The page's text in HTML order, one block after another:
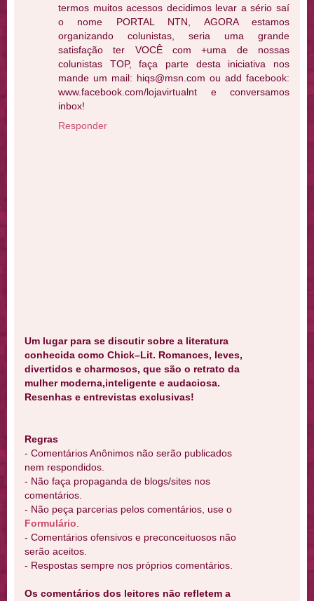
termos muitos acessos decidimos levar a sério saí
o nome PORTAL NTN, AGORA estamos
organizando colunistas, seria uma grande
satisfação ter VOCÊ com +uma de nossas
colunistas TOP, faça parte desta iniciativa nos
mande um mail: hiqs@msn.com ou add facebook:
www.facebook.com/lojavirtualnt e conversamos
inbox!
Responder
Um lugar para se discutir sobre a literatura
conhecida como Chick–Lit. Romances, leves,
divertidos e charmosos, que são o retrato da
mulher moderna,inteligente e audaciosa.
Resenhas e entrevistas exclusivas!
Regras
- Comentários Anônimos não serão publicados
nem respondidos.
- Não faça propaganda de blogs/sites nos
comentários.
- Não peça parcerias pelos comentários, use o
Formulário.
- Comentários ofensivos e preconceituosos não
serão aceitos.
- Respostas sempre nos próprios comentários.
Os comentários dos leitores não refletem a